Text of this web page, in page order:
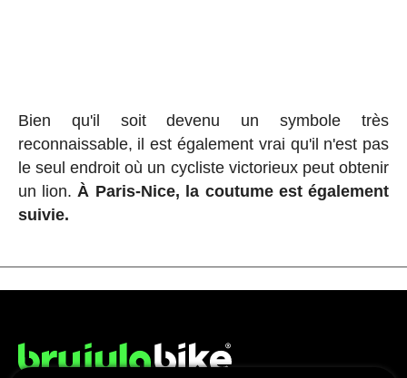
Bien qu'il soit devenu un symbole très
reconnaissable, il est également vrai qu'il n'est pas
le seul endroit où un cycliste victorieux peut obtenir
un lion.À Paris-Nice, la coutume est également
suivie.